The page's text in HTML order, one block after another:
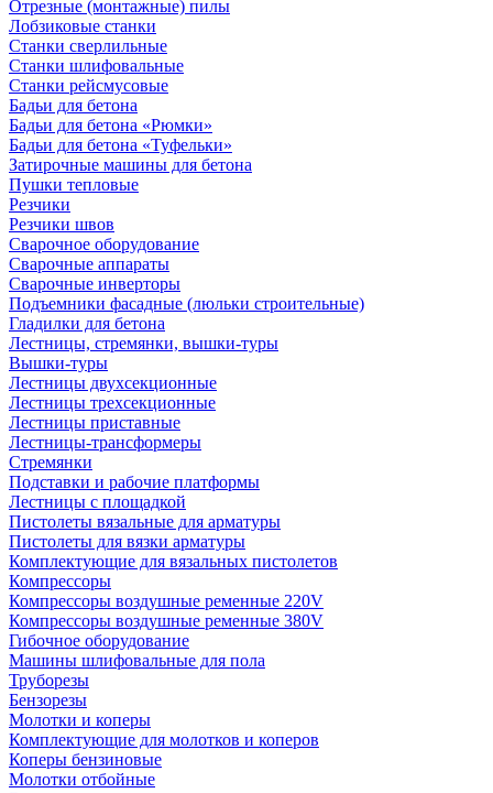
Отрезные (монтажные) пилы
Лобзиковые станки
Станки сверлильные
Станки шлифовальные
Станки рейсмусовые
Бадьи для бетона
Бадьи для бетона «Рюмки»
Бадьи для бетона «Туфельки»
Затирочные машины для бетона
Пушки тепловые
Резчики
Резчики швов
Сварочное оборудование
Сварочные аппараты
Сварочные инверторы
Подъемники фасадные (люльки строительные)
Гладилки для бетона
Лестницы, стремянки, вышки-туры
Вышки-туры
Лестницы двухсекционные
Лестницы трехсекционные
Лестницы приставные
Лестницы-трансформеры
Стремянки
Подставки и рабочие платформы
Лестницы с площадкой
Пистолеты вязальные для арматуры
Пистолеты для вязки арматуры
Комплектующие для вязальных пистолетов
Компрессоры
Компрессоры воздушные ременные 220V
Компрессоры воздушные ременные 380V
Гибочное оборудование
Машины шлифовальные для пола
Труборезы
Бензорезы
Молотки и коперы
Комплектующие для молотков и коперов
Коперы бензиновые
Молотки отбойные